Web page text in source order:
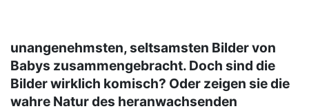
unangenehmsten, seltsamsten Bilder von
Babys zusammengebracht. Doch sind die
Bilder wirklich komisch? Oder zeigen sie die
wahre Natur des heranwachsenden